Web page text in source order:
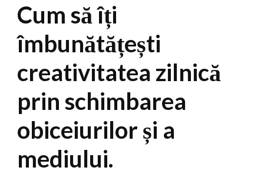
Cum să îți
îmbunătățești
creativitatea zilnică
prin schimbarea
obiceiurilor și a
mediului.